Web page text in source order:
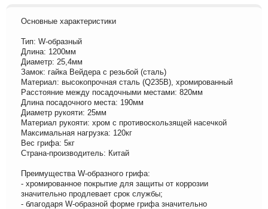
Основные характеристики
Тип: W-образный
Длина: 1200мм
Диаметр: 25,4мм
Замок: гайка Вейдера с резьбой (сталь)
Материал: высокопрочная сталь (Q235B), хромированный
Расстояние между посадочными местами: 820мм
Длина посадочного места: 190мм
Диаметр рукояти: 25мм
Материал рукояти: хром с противоскользящей насечкой
Максимальная нагрузка: 120кг
Вес грифа: 5кг
Страна-производитель: Китай
Преимущества W-образного грифа:
- хромированное покрытие для защиты от коррозии
значительно продлевает срок службы;
- благодаря W-образной форме грифа значительно